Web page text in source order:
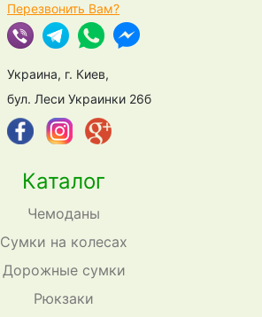
Каталог
Чемоданы
Сумки на колесах
Дорожные сумки
Рюкзаки
Перезвонить Вам?
Украина, г. Киев,
бул. Леси Украинки 26б